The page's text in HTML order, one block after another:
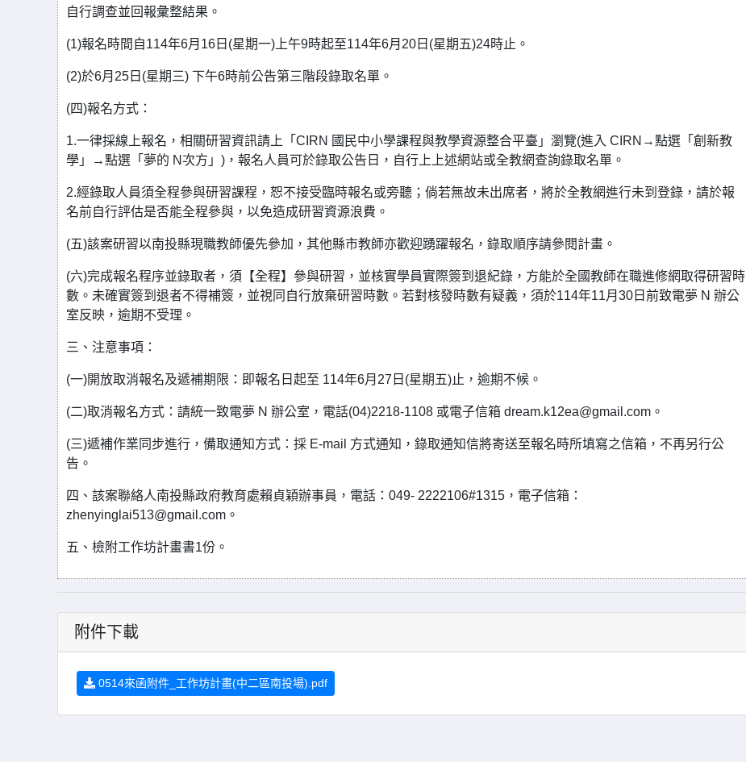
自行調查並回報彙整結果。
(1)報名時間自114年6月16日(星期一)上午9時起至114年6月20日(星期五)24時止。
(2)於6月25日(星期三) 下午6時前公告第三階段錄取名單。
(四)報名方式：
1.一律採線上報名，相關研習資訊請上「CIRN 國民中小學課程與教學資源整合平臺」瀏覽(進入 CIRN→點選「創新教
學」→點選「夢的 N次方」)，報名人員可於錄取公告日，自行上上述網站或全教網查詢錄取名單。
2.經錄取人員須全程參與研習課程，恕不接受臨時報名或旁聽；倘若無故未出席者，將於全教網進行未到登錄，請於報
名前自行評估是否能全程參與，以免造成研習資源浪費。
(五)該案研習以南投縣現職教師優先參加，其他縣市教師亦歡迎踴躍報名，錄取順序請參閱計畫。
(六)完成報名程序並錄取者，須【全程】參與研習，並核實學員實際簽到退紀錄，方能於全國教師在職進修網取得研習時
數。未確實簽到退者不得補簽，並視同自行放棄研習時數。若對核發時數有疑義，須於114年11月30日前致電夢 N 辦公
室反映，逾期不受理。
三、注意事項：
(一)開放取消報名及遞補期限：即報名日起至 114年6月27日(星期五)止，逾期不候。
(二)取消報名方式：請統一致電夢 N 辦公室，電話(04)2218-1108 或電子信箱 dream.k12ea@gmail.com。
(三)遞補作業同步進行，備取通知方式：採 E-mail 方式通知，錄取通知信將寄送至報名時所填寫之信箱，不再另行公
告。
四、該案聯絡人南投縣政府教育處賴貞穎辦事員，電話：049- 2222106#1315，電子信箱：
zhenyinglai513@gmail.com。
五、檢附工作坊計畫書1份。
附件下載
0514來函附件_工作坊計畫(中二區南投場).pdf